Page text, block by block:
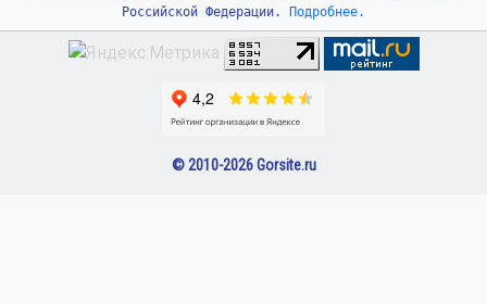
Российской Федерации.
Подробнее.
© 2010-2026 Gorsite.ru